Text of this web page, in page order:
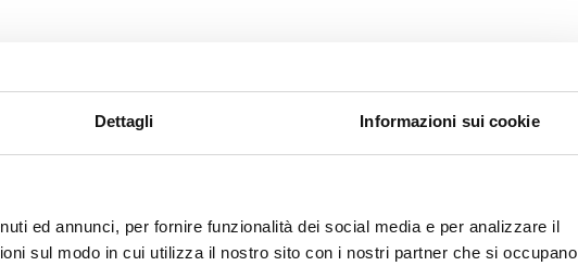
Dettagli Informazioni sui cookie
ed annunci, per fornire funzionalità dei social media e per analizzare il
sul modo in cui utilizza il nostro sito con i nostri partner che si occupano
e richiedi informazioni